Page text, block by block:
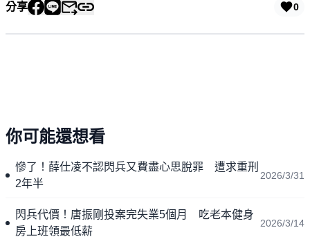
分享 0
你可能還想看
慘了！薛仕凌不認閃兵又費盡心思脫罪 遭求重刑
2年半
2026/3/31
閃兵代價！唐振剛投案完失業5個月 吃老本健身
房上班領最低薪
2026/3/14